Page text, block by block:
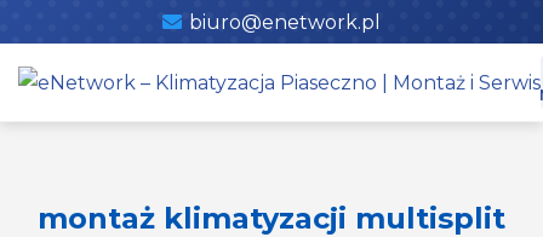
to
content
biuro@enetwork.pl
montaż klimatyzacji multisplit